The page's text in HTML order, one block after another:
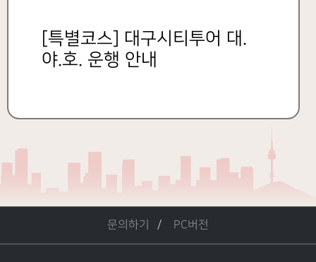
[특별코스] 대구시티투어 대.
야.호. 운행 안내
문의하기 PC버전